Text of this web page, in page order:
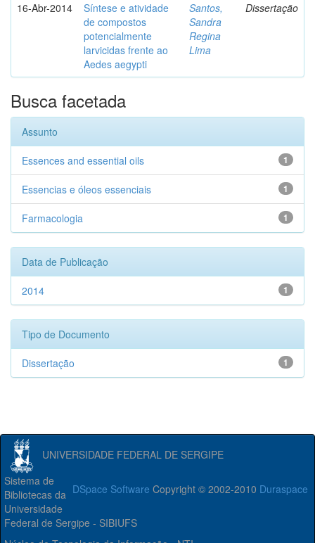
16-Abr-2014
Síntese e atividade
de compostos
potencialmente
larvicidas frente ao
Aedes aegypti
Santos,
Sandra
Regina
Lima
Dissertação
Busca facetada
Assunto
1
Essences and essential oils
1
Essencias e óleos essenciais
1
Farmacologia
Data de Publicação
1
2014
Tipo de Documento
1
Dissertação
UNIVERSIDADE FEDERAL DE SERGIPE
DSpace Software Copyright © 2002-2010 Duraspace
Sistema de
Bibliotecas da
Universidade
Federal de Sergipe - SIBIUFS